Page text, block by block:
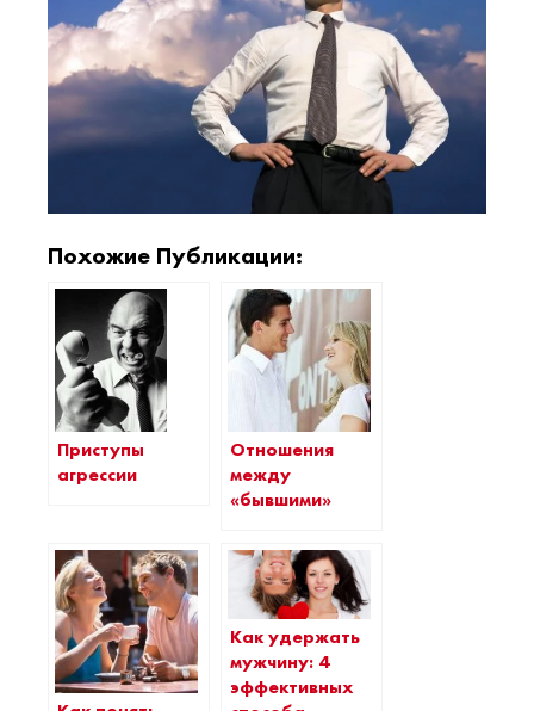
Похожие Публикации:
Приступы
агрессии
Отношения
между
«бывшими»
Как удержать
мужчину: 4
эффективных